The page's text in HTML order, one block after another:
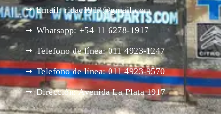
Email: ridac1917@gmail.com
Whatsapp: +54 11 6278-1917
Telefono de línea: 011 4923-1247
Telefono de línea: 011 4923-9570
Dirección: Avenida La Plata 1917